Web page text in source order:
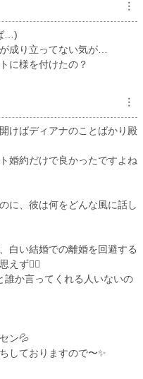
︙
…)
成り立ってない気が…
に様を付けたの？
︙
けばディアナのことばかり殿
婚約だけで良かったですよね
に、彼は何をどんな風に話し
白い結婚での離婚を回避する
ず😮‍💨
誰か言ってくれる人いないの
ン💦
しておりますので〜✨